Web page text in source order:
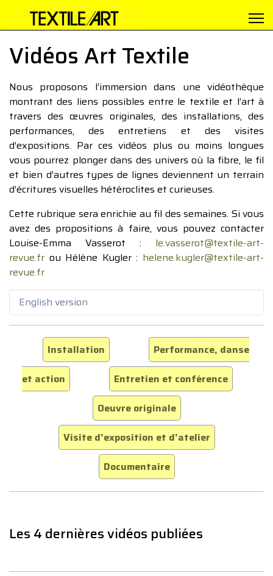
Vidéos Art Textile
Nous proposons l’immersion dans une vidéothèque
montrant des liens possibles entre le textile et l’art à
travers des œuvres originales, des installations, des
performances, des entretiens et des visites
d’expositions. Par ces vidéos plus ou moins longues
vous pourrez plonger dans des univers où la fibre, le fil
et bien d’autres types de lignes deviennent un terrain
d’écritures visuelles hétéroclites et curieuses.
Cette rubrique sera enrichie au fil des semaines. Si vous
avez des propositions à faire, vous pouvez contacter
Louise-Emma Vasserot : le.vasserot@textile-art-
revue.fr ou Hélène Kugler : helene.kugler@textile-art-
revue.fr
English version
Installation
Performance, danse
et action
Entretien et conférence
Oeuvre originale
Visite d'exposition et d'atelier
Documentaire
Les 4 dernières vidéos publiées